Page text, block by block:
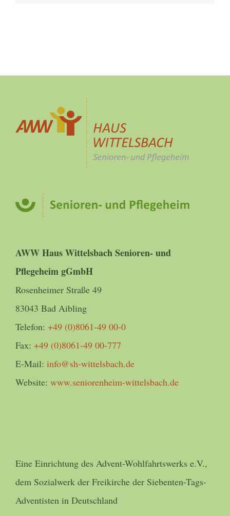
AWW Haus Wittelsbach Senioren- und
Pflegeheim gGmbH
Rosenheimer Straße 49
83043 Bad Aibling
Telefon: +49 (0)8061-49 00-0
Fax: +49 (0)8061-49 00-777
E-Mail: info@sh-wittelsbach.de
Website: www.seniorenheim-wittelsbach.de
Eine Einrichtung des Advent-Wohlfahrtswerks e.V.,
dem Sozialwerk der Freikirche der Siebenten-Tags-
Adventisten in Deutschland